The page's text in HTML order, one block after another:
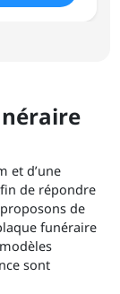
et d’une
de répondre
de
funéraire
sont